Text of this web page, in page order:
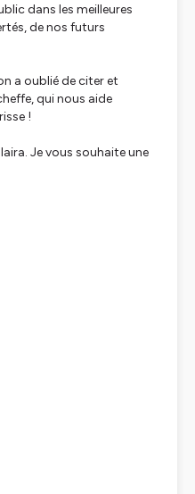
dans les meilleures
de nos futurs
a oublié de citer et
qui nous aide
!
Je vous souhaite une